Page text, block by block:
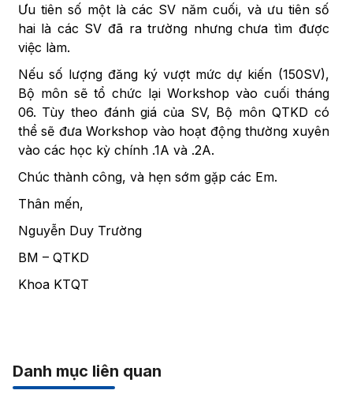
Ưu tiên số một là các SV năm cuối, và ưu tiên số
hai là các SV đã ra trường nhưng chưa tìm được
việc làm.
Nếu số lượng đăng ký vượt mức dự kiến (150SV),
Bộ môn sẽ tổ chức lại Workshop vào cuối tháng
06. Tùy theo đánh giá của SV, Bộ môn QTKD có
thể sẽ đưa Workshop vào hoạt động thường xuyên
vào các học kỳ chính .1A và .2A.
Chúc thành công, và hẹn sớm gặp các Em.
Thân mến,
Nguyễn Duy Trường
BM – QTKD
Khoa KTQT
Danh mục liên quan